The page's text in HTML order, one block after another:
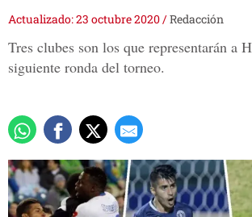
Actualizado: 23 octubre 2020/Redacción
Tres clubes son los que representarán a
siguiente ronda del torneo.